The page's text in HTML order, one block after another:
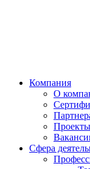
Компания
О
Проекты
Сфера